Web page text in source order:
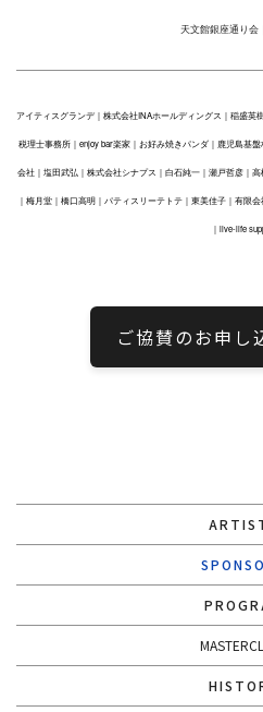
天文館銀座通り会
アイティスグランデ｜株式会社INAホールディングス｜稲盛英
税理士事務所｜enjoy bar楽家｜お好み焼きパンダ｜鹿児島基
会社｜塩田武弘｜株式会社シナプス｜白石純一｜瀬戸哲彦｜
｜梅月堂｜橋口高明｜パティスリーテトテ｜東美佳子｜有限
｜live-life
ご協賛のお申し